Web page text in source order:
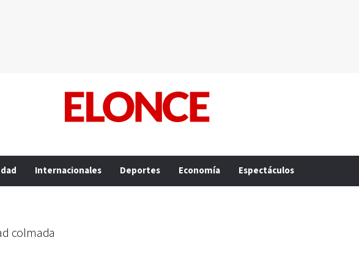
Internacionales Deportes Economía Espectáculos
colmada